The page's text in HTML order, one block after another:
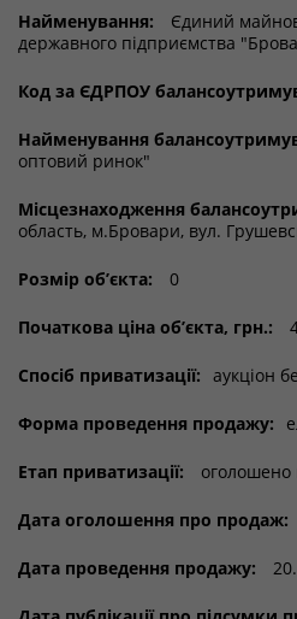
Найменування:
Єдиний
державного підприємства
Код за ЄДРПОУ
Найменування
оптовий ринок"
Місцезнаходження
область, м.Бровари, вул.
Розмір об’єкта: 0
Початкова ціна об’єкта, грн.:
Спосіб приватизації: аукціон
Форма проведення продажу:
Етап приватизації:
Дата оголошення про продаж:
Дата проведення продажу: